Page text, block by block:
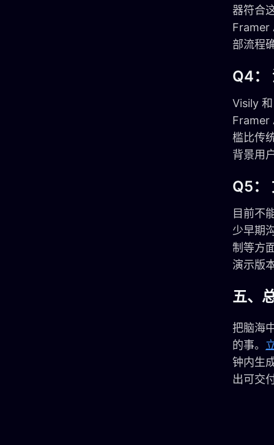
器符合
Framer
部流程
Q4：
Visily
Framer
槛比传
背景用
Q5：
目前不
少早期
制等方
演示版
五、
把脑海
的事。
钟内生
出可交